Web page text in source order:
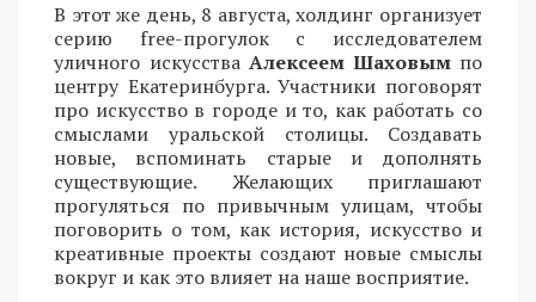
В этот же день, 8 августа, холдинг организует
серию free-прогулок с исследователем
уличного искусства Алексеем Шаховым по
центру Екатеринбурга. Участники поговорят
про искусство в городе и то, как работать со
смыслами уральской столицы. Создавать
новые, вспоминать старые и дополнять
существующие. Желающих приглашают
прогуляться по привычным улицам, чтобы
поговорить о том, как история, искусство и
креативные проекты создают новые смыслы
вокруг и как это влияет на наше восприятие.